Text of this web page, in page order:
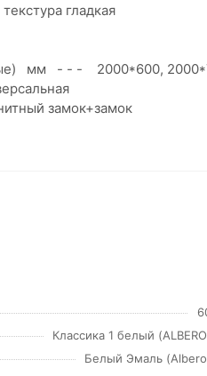
гладкая
мм - - - 2000*600,
замок+замок
Классика 1 белый
Белый Эмаль